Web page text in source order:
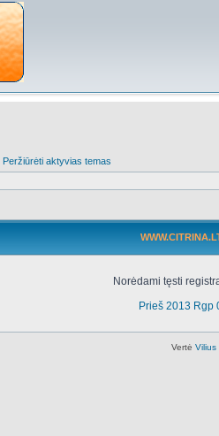
Peržiūrėti aktyvias temas
Norėdami tęsti
Prieš 2013 Rgp
Vertė Vilius